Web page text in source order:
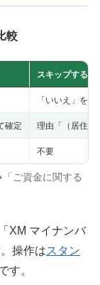
較
スキップする場
「いいえ」を選
確定 理由「（居住国
不要
ご資金に関する
XM マイナンバ
操作はスタン
す。